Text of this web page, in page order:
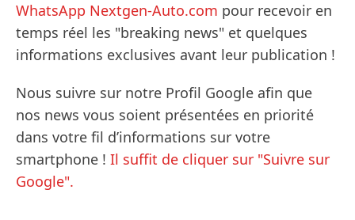
WhatsApp Nextgen-Auto.com pour recevoir en
temps réel les "breaking news" et quelques
informations exclusives avant leur publication !
Nous suivre sur notre Profil Google afin que
nos news vous soient présentées en priorité
dans votre fil d’informations sur votre
smartphone ! Il suffit de cliquer sur "Suivre sur
Google".